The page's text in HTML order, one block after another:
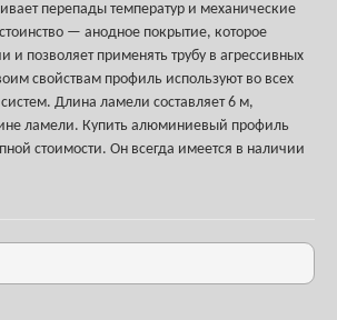
перепады температур и механические
— анодное покрытие, которое
и позволяет применять трубу в агрессивных
свойствам профиль используют во всех
Длина ламели составляет 6 м,
ламели. Купить алюминиевый профиль
стоимости. Он всегда имеется в наличии